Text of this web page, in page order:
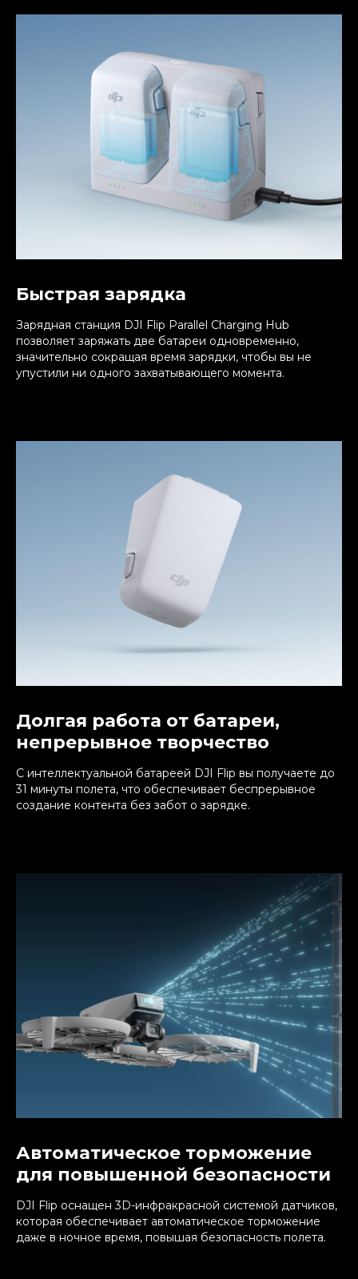
Быстрая зарядка
Зарядная станция DJI Flip Parallel Charging Hub
позволяет заряжать две батареи одновременно,
значительно сокращая время зарядки, чтобы вы не
упустили ни одного захватывающего момента.
Долгая работа от батареи,
непрерывное творчество
С интеллектуальной батареей DJI Flip вы получаете до
31 минуты полета, что обеспечивает беспрерывное
создание контента без забот о зарядке.
Автоматическое торможение
для повышенной безопасности
DJI Flip оснащен 3D-инфракрасной системой датчиков,
которая обеспечивает автоматическое торможение
даже в ночное время, повышая безопасность полета.